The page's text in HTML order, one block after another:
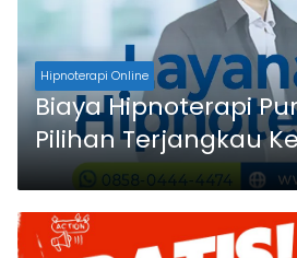
Hipnoterapi Online
Biaya Hipnoterapi
Pilihan Terjangkau
Anda